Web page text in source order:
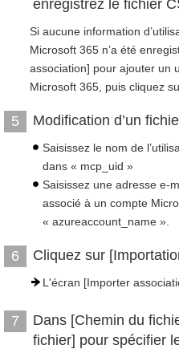
enregistrez le fichier
Si aucune information
Microsoft 365 n’a été
association] pour ajouter un
Microsoft 365, puis cliquez
5 Modification d’un
Saisissez le nom de
dans « mcp_uid »
Saisissez une adresse e-
associé à un compte
« azureaccount_name ».
6 Cliquez sur
L'écran [Importer
7
Dans [Chemin du
fichier] pour spécifier